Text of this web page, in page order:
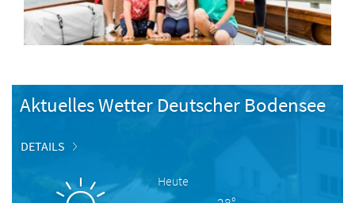
Aktuelles Wetter Deutscher Bodensee
DETAILS
Heute